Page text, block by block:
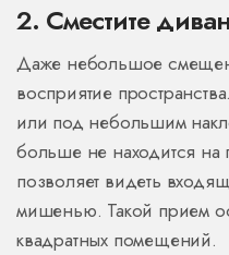
2. Сместите
Даже небольшое
восприятие
или под небольшим
больше не находится
позволяет видеть
мишенью. Такой прием
квадратных помещений.